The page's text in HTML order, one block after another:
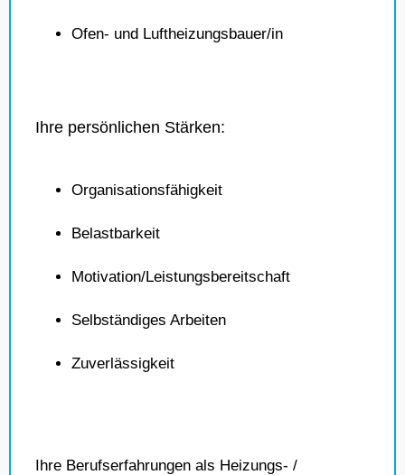
Ofen- und Luftheizungsbauer/in
Ihre persönlichen Stärken:
Organisationsfähigkeit
Belastbarkeit
Motivation/Leistungsbereitschaft
Selbständiges Arbeiten
Zuverlässigkeit
Ihre Berufserfahrungen als Heizungs- /